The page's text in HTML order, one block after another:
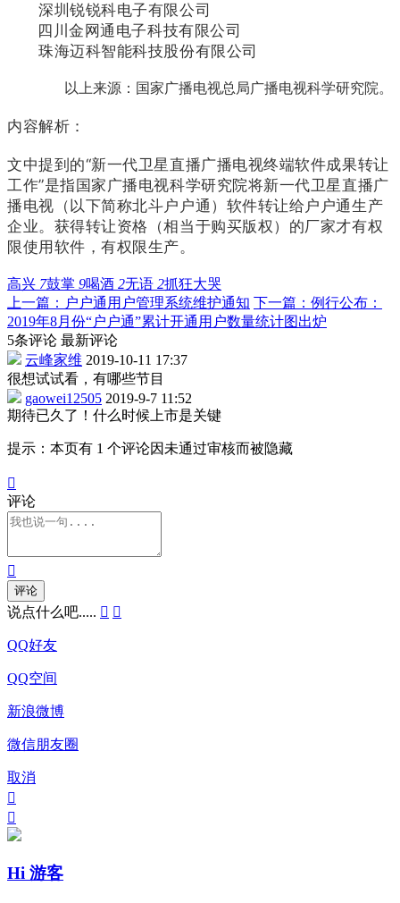
深圳锐锐科电子有限公司
四川金网通电子科技有限公司
珠海迈科智能科技股份有限公司
以上来源：国家广播电视总局广播电视科学研究院。
内容解析：
文中提到的“新一代卫星直播广播电视终端软件成果转让
工作”是指国家广播电视科学研究院将新一代卫星直播广
播电视（以下简称北斗户户通）软件转让给户户通生产
企业。 获得转让资格（相当于购买版权） 的厂家才有权
限使用软件，有权限生产。
高兴 7鼓掌 9喝酒 2无语 2抓狂大哭
上一篇：户户通用户管理系统维护通知 下一篇：例行公布：
2019年8月份“户户通”累计开通用户数量统计图出炉
5条评论 最新评论
云峰家维 2019-10-11 17:37
很想试试看，有哪些节目
gaowei12505 2019-9-7 11:52
期待已久了！什么时候上市是关键
提示：本页有 1 个评论因未通过审核而被隐藏

评论

评论
说点什么吧.....  
QQ好友
QQ空间
新浪微博
微信朋友圈
取消


Hi 游客